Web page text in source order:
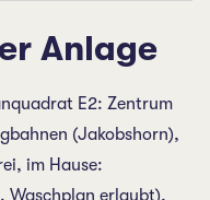
Anlage
E2: Zentrum
(Jakobshorn),
im Hause:
Waschplan erlaubt),